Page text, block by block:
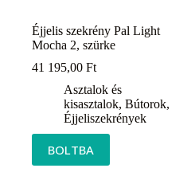
Éjjelis szekrény Pal Light
Mocha 2, szürke
41 195,00 Ft
Asztalok és
kisasztalok, Bútorok,
Éjjeliszekrények
BOLTBA